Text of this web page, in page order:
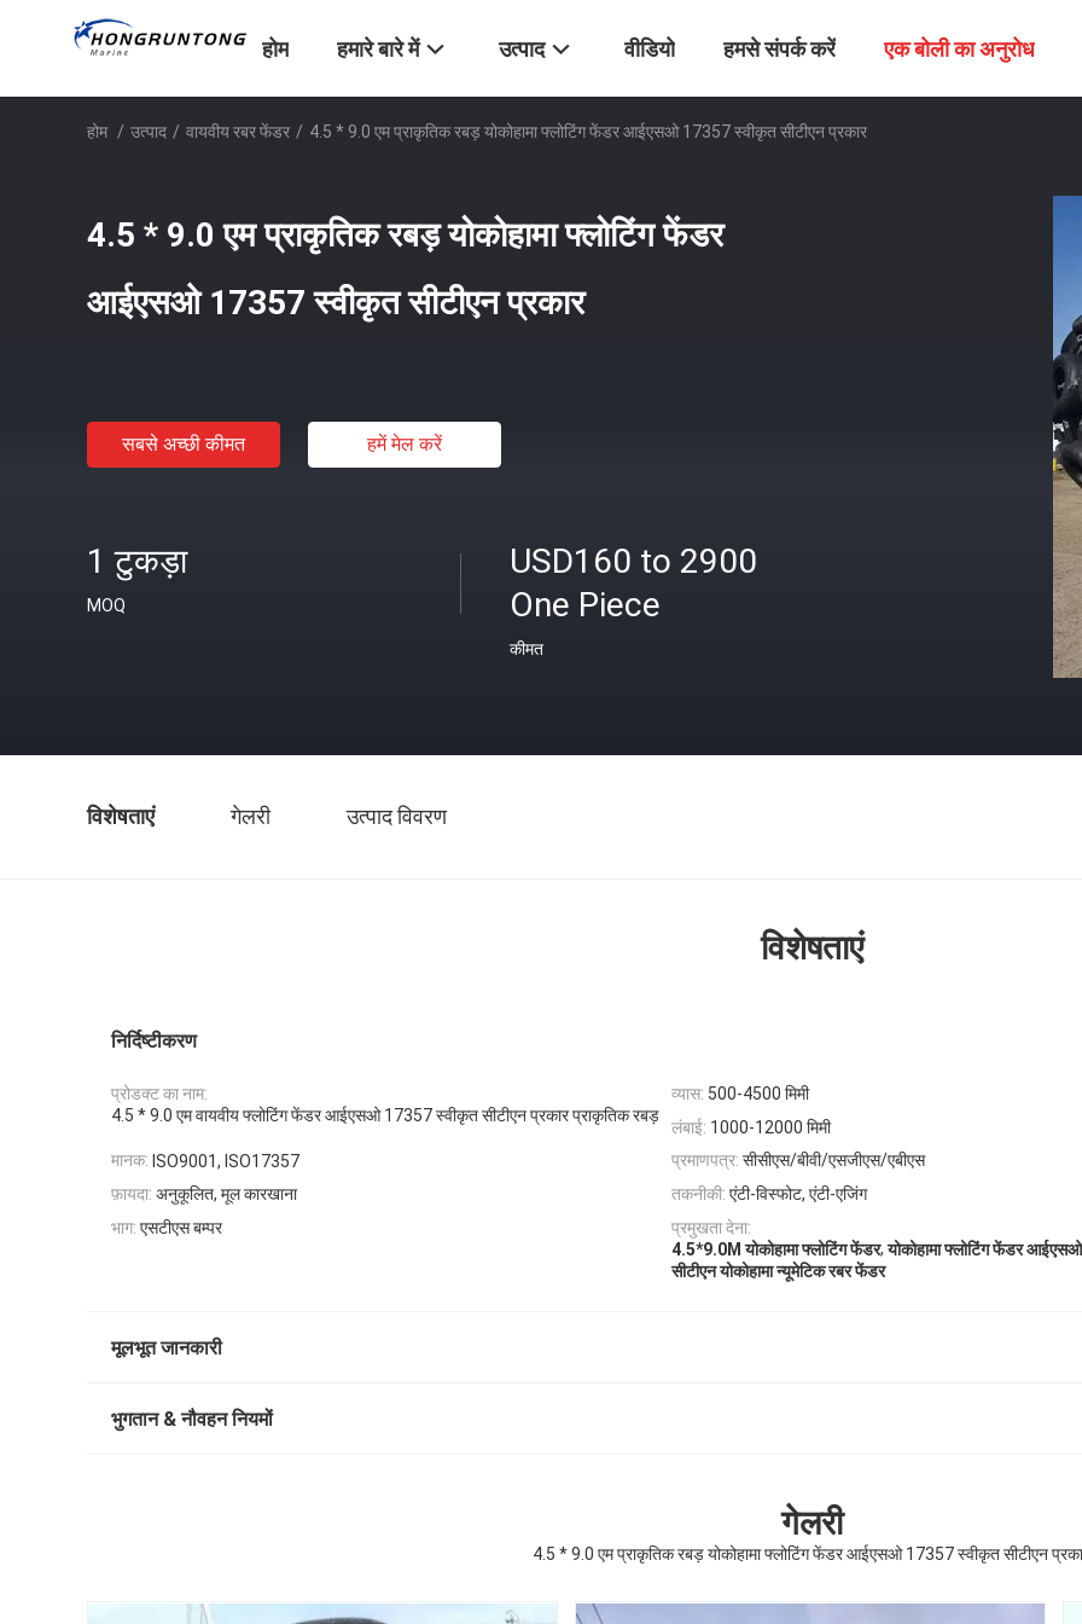
होम हमारे बारे में उत्पाद वीडियो हमसे संपर्क करें एक बोली का अनुरोध
होम / उत्पाद / वायवीय रबर फेंडर / 4.5 * 9.0 एम प्राकृतिक रबड़ योकोहामा फ्लोटिंग फेंडर आईएसओ 17357 स्वीकृत सीटीएन प्रकार
4.5 * 9.0 एम प्राकृतिक रबड़ योकोहामा फ्लोटिंग फेंडर
आईएसओ 17357 स्वीकृत सीटीएन प्रकार
सबसे अच्छी कीमत हमें मेल करें
1 टुकड़ा
MOQ
USD160 to 2900
One Piece
कीमत
विशेषताएं गेलरी उत्पाद विवरण
विशेषताएं
निर्दिष्टीकरण
प्रोडक्ट का नाम:
4.5 * 9.0 एम वायवीय फ्लोटिंग फेंडर आईएसओ 17357 स्वीकृत सीटीएन प्रकार प्राकृतिक रबड़
व्यास: 500-4500 मिमी
लंबाई: 1000-12000 मिमी
मानक: ISO9001, ISO17357 प्रमाणपत्र: सीसीएस/बीवी/एसजीएस/एबीएस
फ़ायदा: अनुकूलित, मूल कारखाना तकनीकी: एंटी-विस्फोट, एंटी-एजिंग
भाग: एसटीएस बम्पर
प्रमुखता देना:
4.5*9.0M योकोहामा फ्लोटिंग फेंडर,योकोहामा फ्लोटिंग फेंडर
सीटीएन योकोहामा न्यूमेटिक रबर फेंडर
मूलभूत जानकारी
भुगतान & नौवहन नियमों
गेलरी
4.5 * 9.0 एम प्राकृतिक रबड़ योकोहामा फ्लोटिंग फेंडर आईएसओ 17357 स्वीकृत सीटीएन